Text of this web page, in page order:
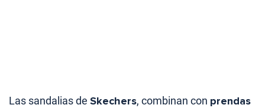
Las sandalias de Skechers, combinan con prendas